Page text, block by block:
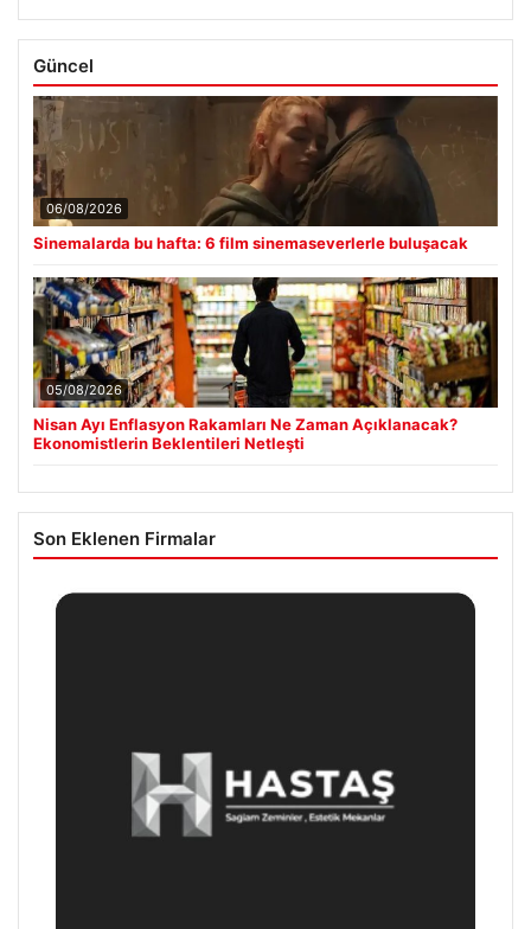
Güncel
06/08/2026
Sinemalarda bu hafta: 6 film sinemaseverlerle buluşacak
05/08/2026
Nisan Ayı Enflasyon Rakamları Ne Zaman Açıklanacak?
Ekonomistlerin Beklentileri Netleşti
Son Eklenen Firmalar